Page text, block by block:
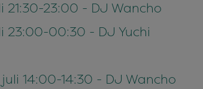
21:30-23:00 - DJ Wancho
23:00-00:30 - DJ Yuchi
14:00-14:30 - DJ Wancho